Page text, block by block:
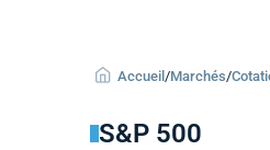
Accueil /Marchés/
S&P 500